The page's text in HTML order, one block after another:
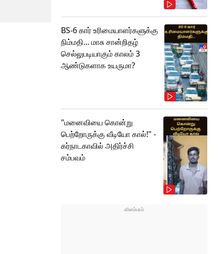
BS-6 கார் உரிமையாளர்களுக்கு
நிம்மதி... மாசு சான்றிதழ்
செல்லுபடியாகும் காலம் 3
ஆண்டுகளாக உயருமா?
"மனைவியை கொன்று
பெற்றோருக்கு வீடியோ கால்!" -
கர்நாடகாவில் அதிர்ச்சி
சம்பவம்